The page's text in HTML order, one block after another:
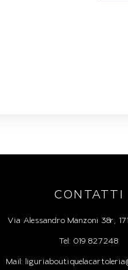
CONTATTI
Via Alessandro Manzoni 38r,
Tel: 019 827248
Mail: